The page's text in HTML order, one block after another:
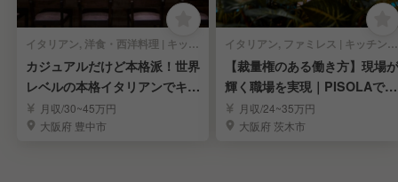
イタリアン, 洋食・西洋料理 | キッチンスタッフ
カジュアルだけど本格派！世界
レベルの本格イタリアンでキッ
チンスタッフ募集！
月収/30~45万円
大阪府 豊中市
イタリアン, ファミレス | キッチンスタッフ
【裁量権のある働き方】現場が
輝く職場を実現｜PISOLAで料
理長候補募集
月収/24~35万円
大阪府 茨木市